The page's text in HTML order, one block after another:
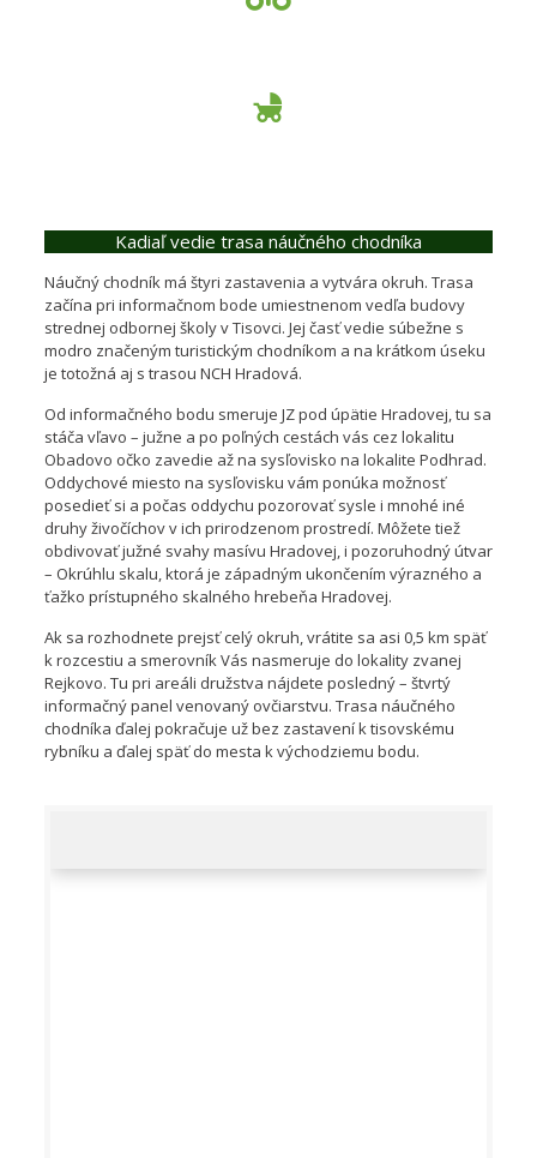
Kadiaľ vedie trasa náučného chodníka
Náučný chodník má štyri zastavenia a vytvára okruh. Trasa
začína pri informačnom bode umiestnenom vedľa budovy
strednej odbornej školy v Tisovci. Jej časť vedie súbežne s
modro značeným turistickým chodníkom a na krátkom úseku
je totožná aj s trasou NCH Hradová.
Od informačného bodu smeruje JZ pod úpätie Hradovej, tu sa
stáča vľavo – južne a po poľných cestách vás cez lokalitu
Obadovo očko zavedie až na sysľovisko na lokalite Podhrad.
Oddychové miesto na sysľovisku vám ponúka možnosť
posedieť si a počas oddychu pozorovať sysle i mnohé iné
druhy živočíchov v ich prirodzenom prostredí. Môžete tiež
obdivovať južné svahy masívu Hradovej, i pozoruhodný útvar
– Okrúhlu skalu, ktorá je západným ukončením výrazného a
ťažko prístupného skalného hrebeňa Hradovej.
Ak sa rozhodnete prejsť celý okruh, vrátite sa asi 0,5 km späť
k rozcestiu a smerovník Vás nasmeruje do lokality zvanej
Rejkovo. Tu pri areáli družstva nájdete posledný – štvrtý
informačný panel venovaný ovčiarstvu. Trasa náučného
chodníka ďalej pokračuje už bez zastavení k tisovskému
rybníku a ďalej späť do mesta k východziemu bodu.